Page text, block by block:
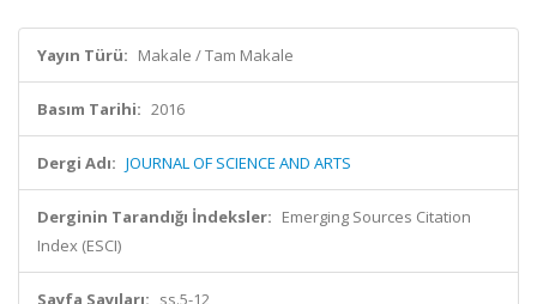
Yayın Türü: Makale / Tam Makale
Basım Tarihi: 2016
Dergi Adı: JOURNAL OF SCIENCE AND ARTS
Derginin Tarandığı İndeksler: Emerging Sources Citation
Index (ESCI)
Sayfa Sayıları: ss.5-12